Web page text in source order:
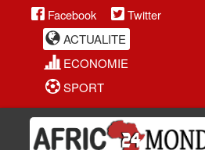
Facebook
Twitter
ACTUALITE
ECONOMIE
SPORT